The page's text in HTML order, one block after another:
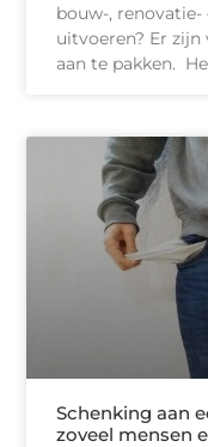
bouw-,
uitvoeren? Er
aan te pakken.
Schenking aan
zoveel mensen